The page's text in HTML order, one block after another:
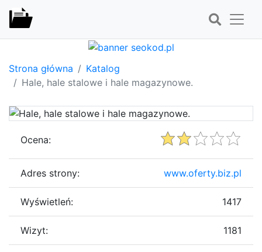
Strona główna
Katalog
Hale, hale stalowe i hale magazynowe.
Ocena:
Adres strony: www.oferty.biz.pl
Wyświetleń: 1417
Wizyt: 1181